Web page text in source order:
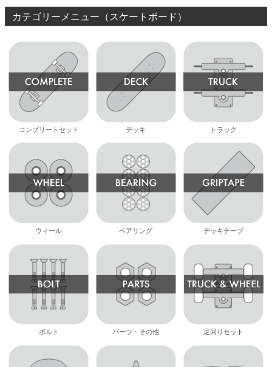
カテゴリーメニュー（スケートボード）
コンプリートセット デッキ トラック
ウィール ベアリング デッキテープ
ボルト パーツ・その他 足回りセット